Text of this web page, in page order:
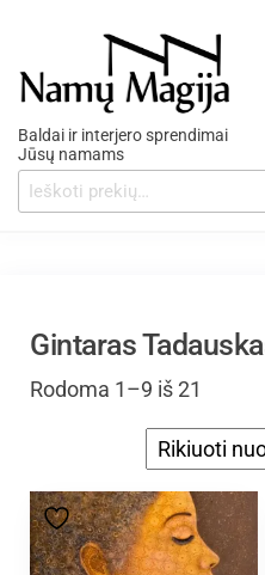
Baldai ir interjero sprendimai
Jūsų namams
Gintaras
Rodoma 1–9 iš 21